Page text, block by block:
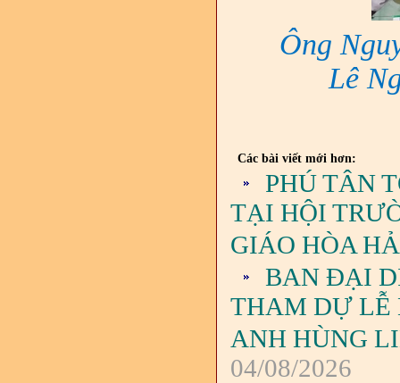
Ông
Lê
Các bài viết mới hơn:
PHÚ TÂN
TẠI HỘI
GIÁO HÒA
BAN ĐẠI
THAM DỰ LỄ
ANH HÙNG
04/08/2026